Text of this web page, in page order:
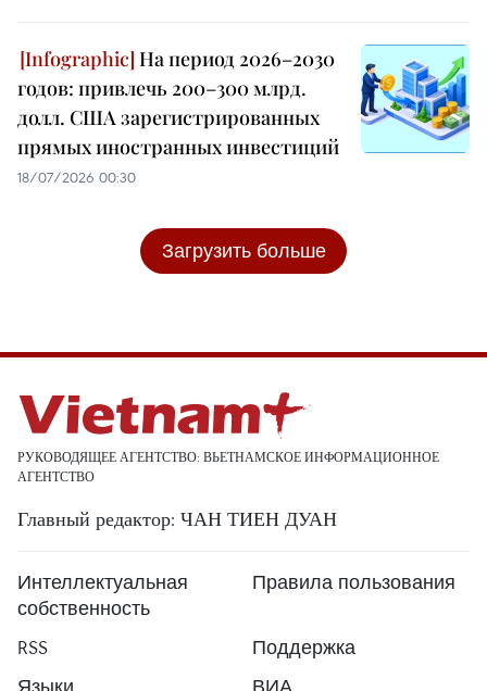
На период 2026–2030
годов: привлечь 200–300 млрд.
долл. США зарегистрированных
прямых иностранных инвестиций
18/07/2026 00:30
Загрузить больше
РУКОВОДЯЩЕЕ АГЕНТСТВО: ВЬЕТНАМСКОЕ ИНФОРМАЦИОННОЕ
АГЕНТСТВО
Главный редактор: ЧАН ТИЕН ДУАН
Интеллектуальная
собственность
Правила пользования
RSS
Поддержка